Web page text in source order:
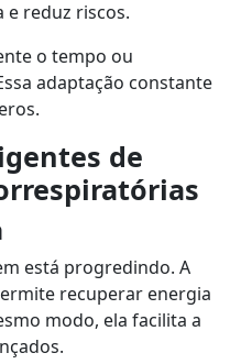
e reduz riscos.
o tempo ou
adaptação constante
de
está progredindo. A
recuperar energia
modo, ela facilita a